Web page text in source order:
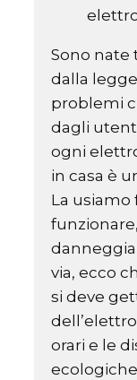
Sono nate
dalla
problemi
dagli
ogni
in casa è
La
via, ecco
si deve
orari e le